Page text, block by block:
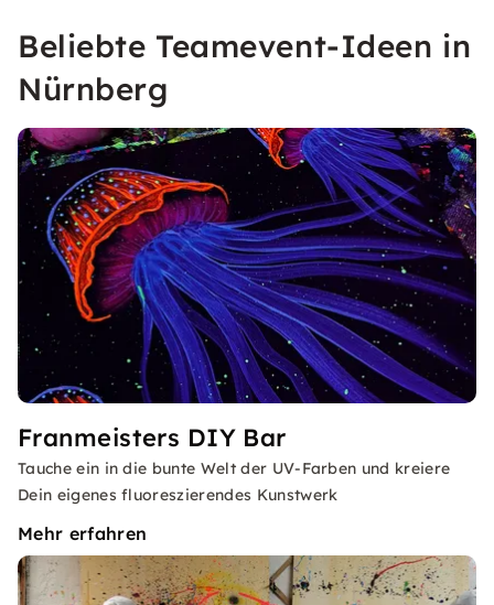
Beliebte Teamevent-Ideen in
Nürnberg
Franmeisters DIY Bar
Tauche ein in die bunte Welt der UV-Farben und kreiere
Dein eigenes fluoreszierendes Kunstwerk
Mehr erfahren